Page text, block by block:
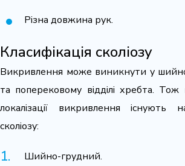
Різна довжина рук.
Класифікація сколіозу
Викривлення може виникнути у
та поперековому відділі хребта. Тож
локалізації викривлення існують
сколіозу:
Шийно-грудний.